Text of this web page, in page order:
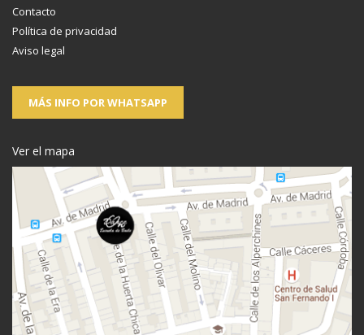
Contacto
Política de privacidad
Aviso legal
MÁS INFO POR WHATSAPP
Ver el mapa